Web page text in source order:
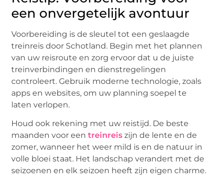
een onvergetelijk avontuur
Voorbereiding is de sleutel tot een geslaagde
treinreis door Schotland. Begin met het plannen
van uw reisroute en zorg ervoor dat u de juiste
treinverbindingen en dienstregelingen
controleert. Gebruik moderne technologie, zoals
apps en websites, om uw planning soepel te
laten verlopen.
Houd ook rekening met uw reistijd. De beste
maanden voor eentreinreis zijn de lente en de
zomer, wanneer het weer mild is en de natuur in
volle bloei staat. Het landschap verandert met de
seizoenen en elk seizoen heeft zijn eigen charme.